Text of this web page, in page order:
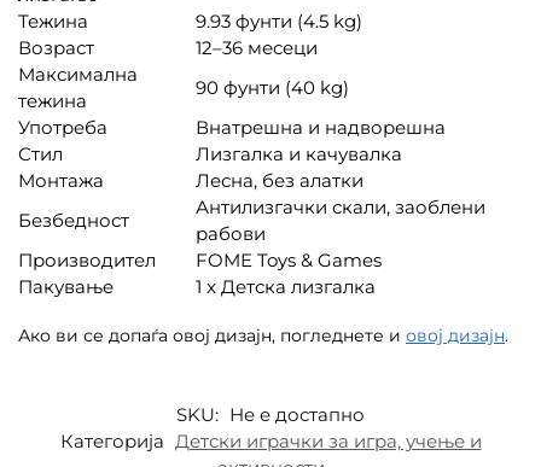
Тежина
9.93 фунти (4.5 kg)
Возраст
12–36 месеци
Максимална
тежина
90 фунти (40 kg)
Употреба
Внатрешна и надворешна
Стил
Лизгалка и качувалка
Монтажа
Лесна, без алатки
Безбедност
Антилизгачки скали, заоблени
рабови
Производител
FOME Toys & Games
Пакување
1 x Детска лизгалка
Ако ви се допаѓа овој дизајн, погледнете и овој дизајн.
SKU: Не е достапно
Категорија Детски играчки за игра, учење и